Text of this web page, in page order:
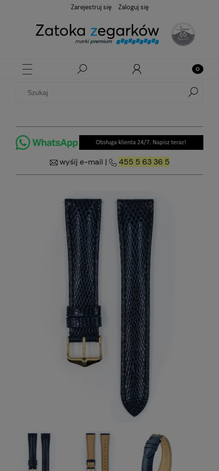
Zarejestruj się Zaloguj się
wyśij e-mail | 455 5 63 36 5